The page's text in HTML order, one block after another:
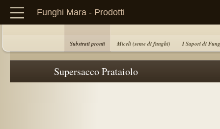
Funghi Mara - Prodotti
Substrati pronti Miceli (seme di funghi) I Sapori di
Supersacco Prataiolo